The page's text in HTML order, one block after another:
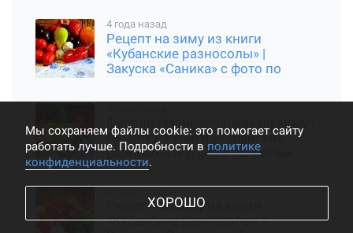
4 года назад
Рецепт на зиму из книги
«Кубанские разносолы» |
Закуска «Саника» с фото по
Фасоль «Майкопчанка» на зиму |
Рецепт из книги «Кубанские
разносолы» с фото по шагам
Рецепт на зиму из книги
«Кубанские разносолы» |
Мы cохраняем файлы cookie: это помогает сайту
работать лучше. Подробности в политике
конфиденциальности.
ХОРОШО